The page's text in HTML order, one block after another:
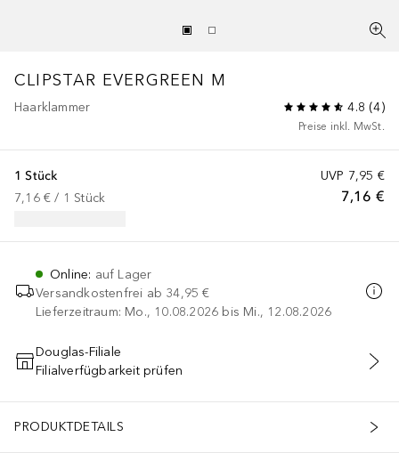
CLIPSTAR EVERGREEN M
Haarklammer 4.8 (4)
Preise inkl. MwSt.
UVP 7,95 €
7,16 €
1 Stück
7,16 € / 1 Stück
Online: auf Lager
Versandkostenfrei ab 34,95 €
Lieferzeitraum: Mo., 10.08.2026 bis Mi., 12.08.2026
IN DEN WARENKORB
Douglas-Filiale
Filialverfügbarkeit prüfen
PRODUKTDETAILS